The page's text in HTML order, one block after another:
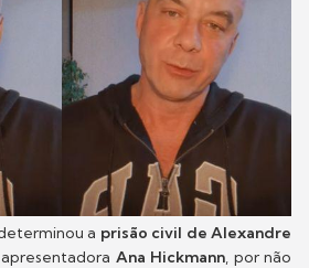
a prisão civil de Alexandre
Ana Hickmann, por não